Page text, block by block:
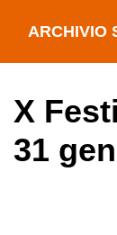
ARCHIVIO
X
31